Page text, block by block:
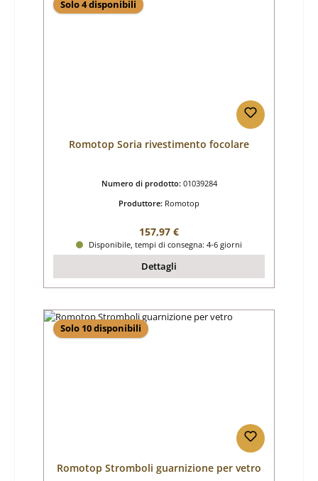
Solo 4 disponibili
Romotop Soria rivestimento focolare
Numero di prodotto: 01039284
Produttore: Romotop
Prezzo normale:
157,97 €
Disponibile, tempi di consegna: 4-6 giorni
Dettagli
Solo 10 disponibili
Romotop Stromboli guarnizione per vetro